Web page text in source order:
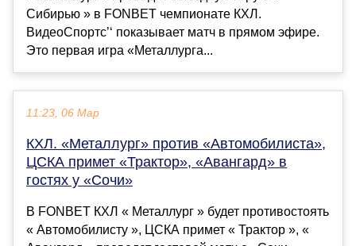
Сибирью » в FONBET чемпионате КХЛ.
ВидеоСпортс’‘ показывает матч в прямом эфире.
Это первая игра «Металлурга...
11:23, 06 Мар
КХЛ. «Металлург» против «Автомобилиста»,
ЦСКА примет «Трактор», «Авангард» в
гостях у «Сочи»
В FONBET КХЛ « Металлург » будет противостоять
« Автомобилисту », ЦСКА примет « Трактор », «